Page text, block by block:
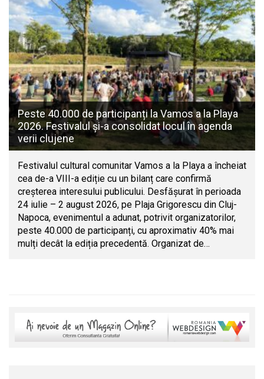
Peste 40.000 de participanți la Vamos a la Playa
2026. Festivalul și-a consolidat locul în agenda
verii clujene
Festivalul cultural comunitar Vamos a la Playa a încheiat
cea de-a VIII-a ediție cu un bilanț care confirmă
creșterea interesului publicului. Desfășurat în perioada
24 iulie – 2 august 2026, pe Plaja Grigorescu din Cluj-
Napoca, evenimentul a adunat, potrivit organizatorilor,
peste 40.000 de participanți, cu aproximativ 40% mai
mulți decât la ediția precedentă. Organizat de…